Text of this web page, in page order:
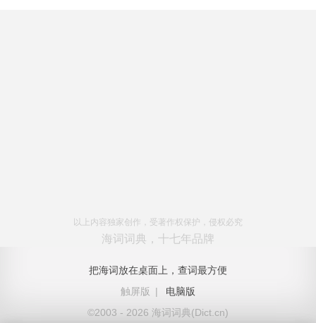
以上内容独家创作，受著作权保护，侵权必究
海词词典，十七年品牌
把海词放在桌面上，查词最方便
触屏版
|
电脑版
©2003 - 2026 海词词典(Dict.cn)